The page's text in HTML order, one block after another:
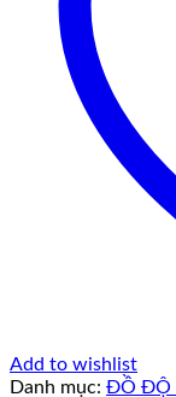
Add to wishlist
Danh mục: ĐỒ ĐỘ